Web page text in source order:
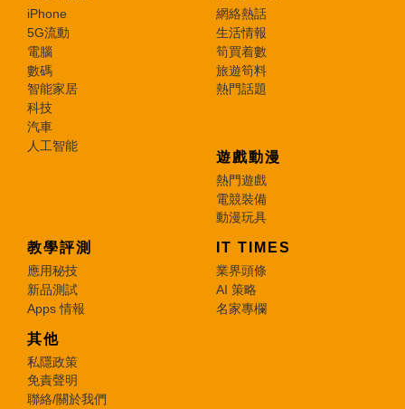
iPhone
5G流動
電腦
數碼
智能家居
科技
汽車
人工智能
網絡熱話
生活情報
筍買着數
旅遊筍料
熱門話題
遊戲動漫
熱門遊戲
電競裝備
動漫玩具
教學評測
應用秘技
新品測試
Apps 情報
IT TIMES
業界頭條
AI 策略
名家專欄
其他
私隱政策
免責聲明
聯絡/關於我們